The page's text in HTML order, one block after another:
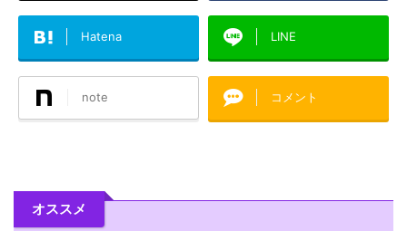
Hatena LINE
note コメント
オススメ